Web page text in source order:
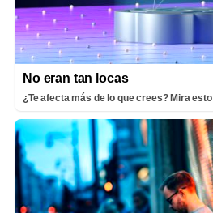
No eran tan locas
¿Te afecta más de lo que crees? Mira esto